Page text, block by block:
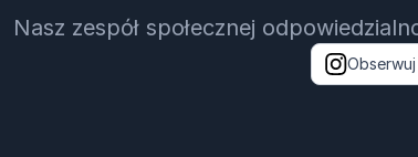
Nasz zespół społecznej